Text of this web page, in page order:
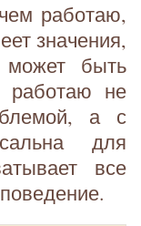
работаю,
значения,
быть
работаю не
а с
для
все